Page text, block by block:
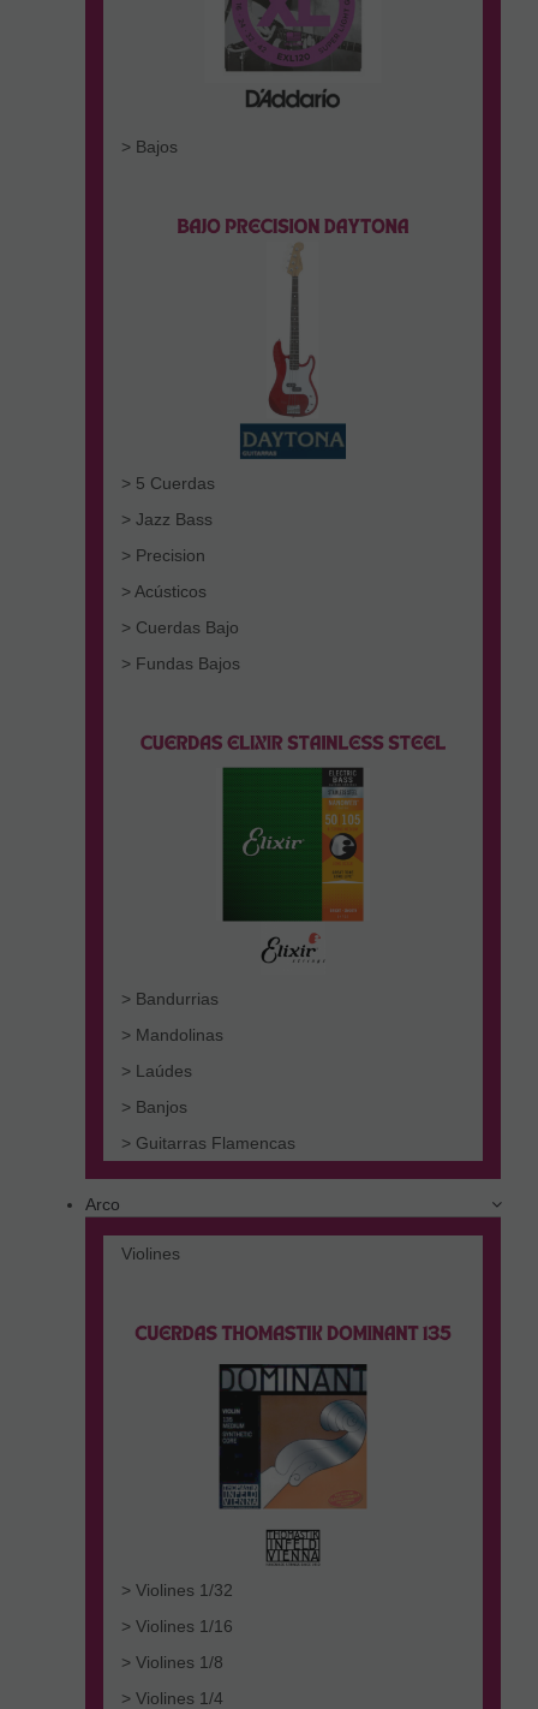
> Bajos
> 5 Cuerdas
> Jazz Bass
> Precision
> Acústicos
> Cuerdas Bajo
> Fundas Bajos
> Bandurrias
> Mandolinas
> Laúdes
> Banjos
> Guitarras Flamencas
Arco
Violines
> Violines 1/32
> Violines 1/16
> Violines 1/8
> Violines 1/4